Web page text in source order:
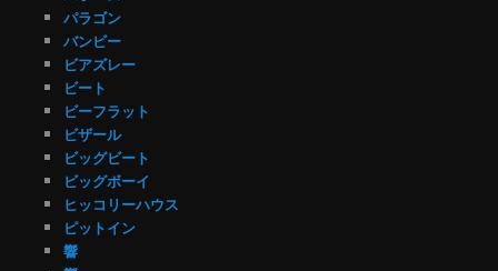
パラゴン
バンビー
ビアズレー
ビート
ビーフラット
ビザール
ビッグビート
ビッグボーイ
ヒッコリーハウス
ピットイン
響